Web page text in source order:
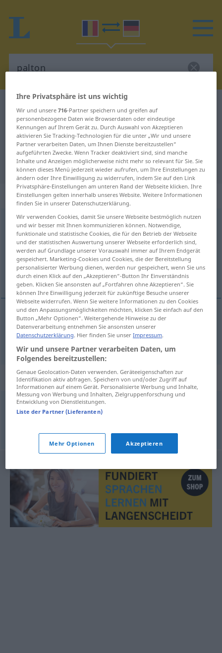
Rumänisch-Deutsch Übersetzung
für "palton"
"palton" Deutsch Übersetzung
„palton“: neutru
paltonn
Übersicht aller Übersetzungen
(Für mehr Details die Übersetzung anklicken/antippen)
Mantel
Mantelm palton
Synonyme für "palton"
haină
© LibreOffice
Ihre Privatsphäre ist uns wichtig
Wir und unsere716-Partner speichern und greifen auf
personenbezogene Daten wie Browserdaten oder eindeutige
Kennungen auf Ihrem Gerät zu. Durch Auswahl von Akzeptieren
aktivieren Sie Tracking-Technologien für die unter „Wir und unsere
Partner verarbeiten Daten, um Ihnen Dienste bereitzustellen“
aufgeführten Zwecke. Wenn Tracker deaktiviert sind, sind manche
Inhalte und Anzeigen möglicherweise nicht mehr so relevant für Sie. Sie
können dieses Menü jederzeit wieder aufrufen, um Ihre Einstellungen zu
ändern oder Ihre Einwilligung zu widerrufen, indem Sie auf den Link
Privatsphäre-Einstellungen am unteren Rand der Webseite klicken. Ihre
Einstellungen gelten innerhalb unseres Website. Weitere Informationen
finden Sie in unserer Datenschutzerklärung.
Wir verwenden Cookies, damit Sie unsere Webseite bestmöglich nutzen
und wir besser mit Ihnen kommunizieren können. Notwendige,
funktionale und statistische Cookies, die für den Betrieb der Webseite
und der statistischen Auswertung unserer Webseite erforderlich sind,
werden auf Grundlage unserer Vorauswahl immer auf Ihrem Endgerät
gespeichert. Marketing-Cookies und Cookies, die der Bereitstellung
personalisierter Werbung dienen, werden nur gespeichert, wenn Sie uns
durch einen Klick auf den „Akzeptieren“-Button Ihr Einverständnis
geben. Klicken Sie ansonsten auf „Fortfahren ohne Akzeptieren“. Sie
können Ihre Einwilligung jederzeit für zukünftige Besuche unserer
Webseite widerrufen. Wenn Sie weitere Informationen zu den Cookies
und den Anpassungsmöglichkeiten möchten, klicken Sie einfach auf den
Button „Mehr Optionen“. Weitergehende Hinweise zu der
Datenverarbeitung entnehmen Sie ansonsten unserer
Datenschutzerklärung. Hier finden Sie unserImpressum.
Wir und unsere Partner verarbeiten Daten, um
Folgendes bereitzustellen:
Genaue Geolocation-Daten verwenden. Geräteeigenschaften zur
Identifikation aktiv abfragen. Speichern von und/oder Zugriff auf
Informationen auf einem Gerät. Personalisierte Werbung und Inhalte,
Messung von Werbung und Inhalten, Zielgruppenforschung und
Entwicklung von Dienstleistungen.
Liste der Partner (Lieferanten)
Mehr Optionen Akzeptieren